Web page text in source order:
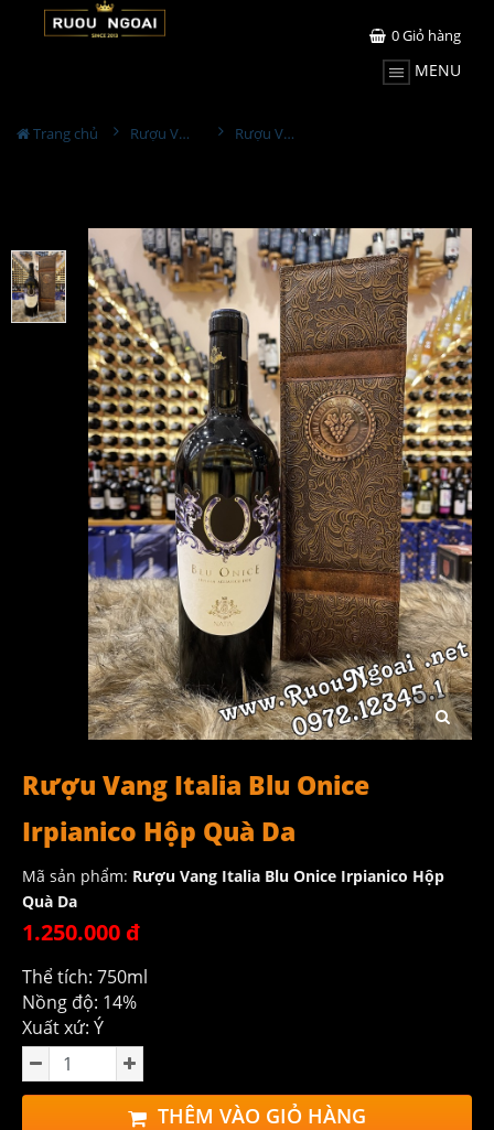
0Giỏ hàng
MENU
Trang chủ Rượu Vang Hộp Quà Rượu Vang Italia Blu Onice Irpianico Hộp Quà Da
Rượu Vang Italia Blu Onice
Irpianico Hộp Quà Da
Mã sản phẩm: Rượu Vang Italia Blu Onice Irpianico Hộp
Quà Da
1.250.000 đ
Thể tích: 750ml
Nồng độ: 14%
Xuất xứ: Ý
THÊM VÀO GIỎ HÀNG